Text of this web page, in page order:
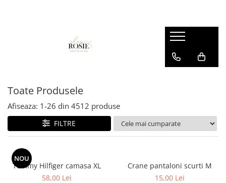
Femei
Genti
Blugi
Bluze/Topuri
Cardigane
Colanti
Copii
Bluze
Camasi
Geci
Hanorace
Pantaloni
Pantaloni scurti
Bluze
body
Camasi
Geci
Hanorace
Incaltaminte
Toate Produsele
Afiseaza: 1-26 din 4512 produse
FILTRE
NOU
Tommy Hilfiger camasa XL
58,00 Lei
Crane pantaloni scurti M
15,00 Lei